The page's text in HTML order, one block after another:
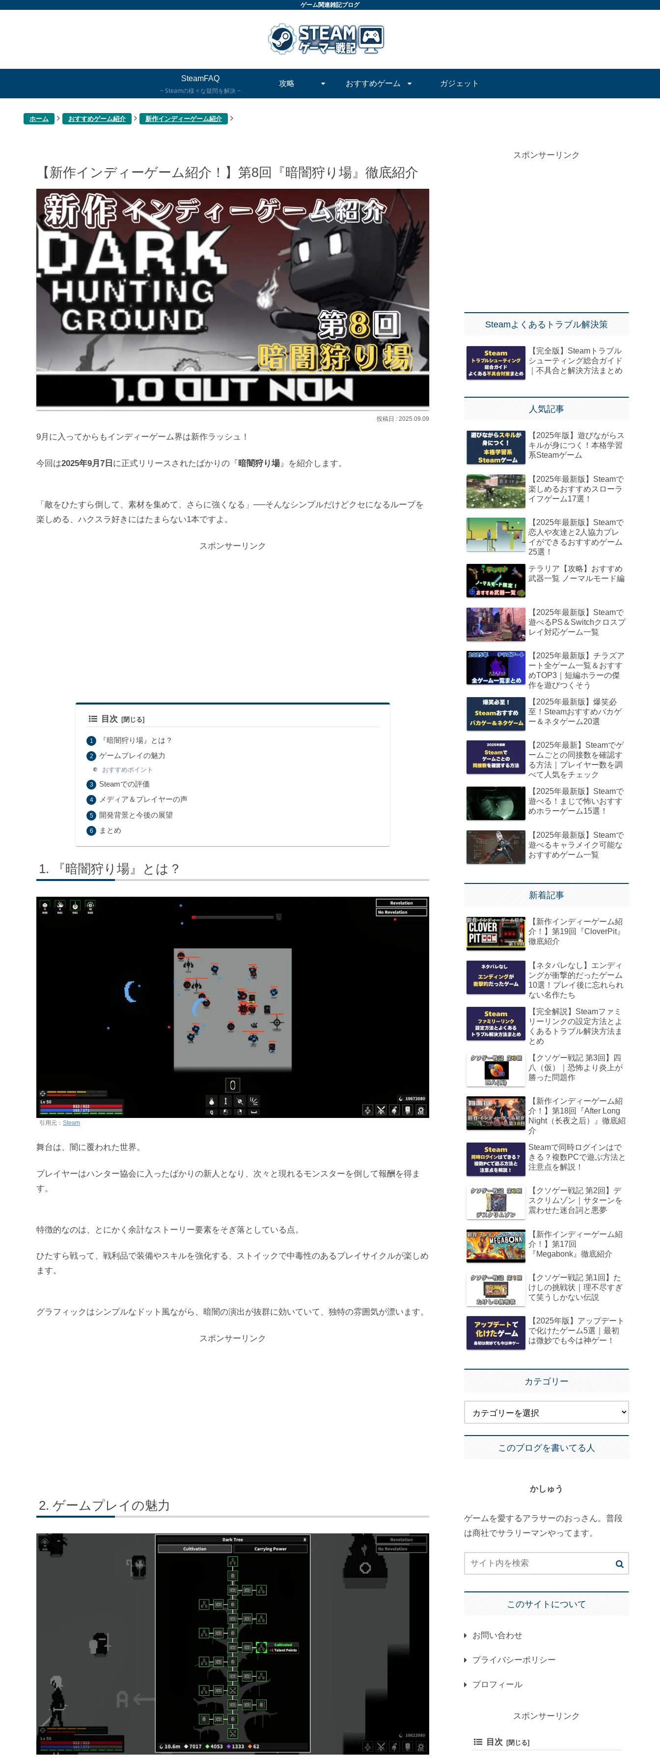
ゲーム関連雑記ブログ
SteamFAQ
Steamの様々な疑問を解決
攻略 おすすめゲーム ガジェット
ホーム おすすめゲーム紹介 新作インディーゲーム紹介
【新作インディーゲーム紹介！】第8回『暗闇狩り場』徹底紹介
2025.09.09
9月に入ってからもインディーゲーム界は新作ラッシュ！
今回は2025年9月7日 に正式リリースされたばかりの『暗闇狩り場』を紹介します。
「敵をひたすら倒して、素材を集めて、さらに強くなる」──そんなシンプルだけどクセになるループを
楽しめる、ハクスラ好きにはたまらない1本ですよ。
スポンサーリンク
目次
『暗闇狩り場』とは？
ゲームプレイの魅力
おすすめポイント
Steamでの評価
メディア＆プレイヤーの声
開発背景と今後の展望
まとめ
『暗闇狩り場』とは？
引用元： Steam
舞台は、闇に覆われた世界。
プレイヤーはハンター協会に入ったばかりの新人となり、次々と現れるモンスターを倒して報酬を得ま
す。
特徴的なのは、とにかく余計なストーリー要素をそぎ落としている点。
ひたすら戦って、戦利品で装備やスキルを強化する、ストイックで中毒性のあるプレイサイクルが楽しめ
ます。
グラフィックはシンプルなドット風ながら、暗闇の演出が抜群に効いていて、独特の雰囲気が漂います。
スポンサーリンク
ゲームプレイの魅力
スポンサーリンク
Steamよくあるトラブル解決策
【完全版】Steamトラブル
シューティング総合ガイド
｜不具合と解決方法まとめ
人気記事
【2025年版】遊びながらス
キルが身につく！本格学習
系Steamゲーム
【2025年最新版】Steamで
楽しめるおすすめスローラ
イフゲーム17選！
【2025年最新版】Steamで
恋人や友達と2人協力プレ
イができるおすすめゲーム
25選！
テラリア【攻略】おすすめ
武器一覧 ノーマルモード編
【2025年最新版】Steamで
遊べるPS＆Switchクロスプ
レイ対応ゲーム一覧
【2025年最新版】チラズア
ート全ゲーム一覧＆おすす
めTOP3｜短編ホラーの傑
作を遊びつくそう
【2025年最新版】爆笑必
至！Steamおすすめバカゲ
ー＆ネタゲーム20選
【2025年最新】Steamでゲ
ームごとの同接数を確認す
る方法｜プレイヤー数を調
べて人気をチェック
【2025年最新版】Steamで
遊べる！まじで怖いおすす
めホラーゲーム15選！
【2025年最新版】Steamで
遊べるキャラメイク可能な
おすすめゲーム一覧
新着記事
【新作インディーゲーム紹
介！】第19回『CloverPit』
徹底紹介
【ネタバレなし】エンディ
ングが衝撃的だったゲーム
10選！プレイ後に忘れられ
ない名作たち
【完全解説】Steamファミ
リーリンクの設定方法とよ
くあるトラブル解決方法ま
とめ
【クソゲー戦記 第3回】四
八（仮）｜恐怖より炎上が
勝った問題作
【新作インディーゲーム紹
介！】第18回『After Long
Night（长夜之后）』徹底紹
介
Steamで同時ログインはで
きる？複数PCで遊ぶ方法と
注意点を解説！
【クソゲー戦記 第2回】デ
スクリムゾン｜サターンを
震わせた迷台詞と悪夢
【新作インディーゲーム紹
介！】第17回
『Megabonk』徹底紹介
【クソゲー戦記 第1回】た
けしの挑戦状｜理不尽すぎ
て笑うしかない伝説
【2025年版】アップデート
で化けたゲーム5選｜最初
は微妙でも今は神ゲー！
カテゴリー
このブログを書いてる人
かしゅう
ゲームを愛するアラサーのおっさん。普段
は商社でサラリーマンやってます。
このサイトについて
お問い合わせ
プライバシーポリシー
プロフィール
スポンサーリンク
目次